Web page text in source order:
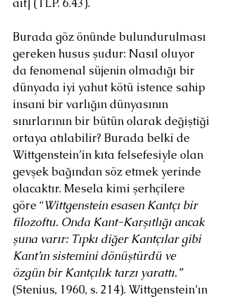
ait] (TLP. 6.43).
Burada göz önünde bulundurulması
gereken husus şudur: Nasıl oluyor
da fenomenal süjenin olmadığı bir
dünyada iyi yahut kötü istence sahip
insani bir varlığın dünyasının
sınırlarının bir bütün olarak değiştiği
ortaya atılabilir? Burada belki de
Wittgenstein’in kıta felsefesiyle olan
gevşek bağından söz etmek yerinde
olacaktır. Mesela kimi şerhçilere
göre “Wittgenstein esasen Kantçı bir
filozoftu. Onda Kant-Karşıtlığı ancak
şuna varır: Tıpkı diğer Kantçılar gibi
Kant’ın sistemini dönüştürdü ve
özgün bir Kantçılık tarzı yarattı.”
(Stenius, 1960, s. 214). Wittgenstein’ın